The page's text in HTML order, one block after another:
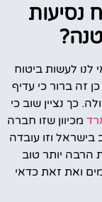
נסיעות
לעשות ביטוח
זה ברור כי עדיף
כך נציין שוב כי
מכיוון שזו חברה
בישראל וזו עובדה
הרבה יותר טוב
ואת זאת כדאי